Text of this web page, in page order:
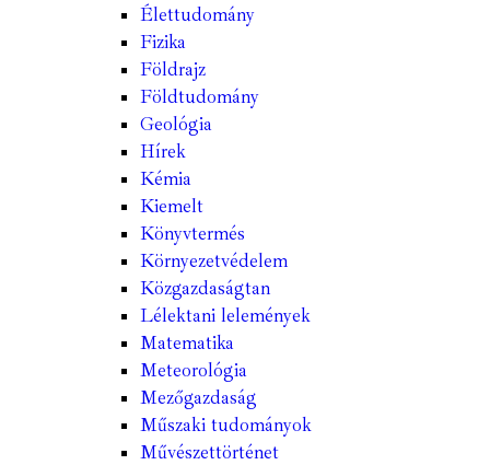
Élettudomány
Fizika
Földrajz
Földtudomány
Geológia
Hírek
Kémia
Kiemelt
Könyvtermés
Környezetvédelem
Közgazdaságtan
Lélektani lelemények
Matematika
Meteorológia
Mezőgazdaság
Műszaki tudományok
Művészettörténet